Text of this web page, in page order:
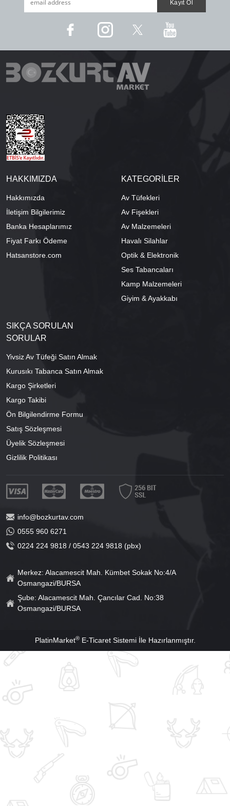
HAKKIMIZDA
Hakkımızda
İletişim Bilgilerimiz
Banka Hesaplarımız
Fiyat Farkı Ödeme
Hatsanstore.com
KATEGORİLER
Av Tüfekleri
Av Fişekleri
Av Malzemeleri
Havalı Silahlar
Optik & Elektronik
Ses Tabancaları
Kamp Malzemeleri
Giyim & Ayakkabı
SIKÇA SORULAN
SORULAR
Yivsiz Av Tüfeği Satın Almak
Kurusıkı Tabanca Satın Almak
Kargo Şirketleri
Kargo Takibi
Ön Bilgilendirme Formu
Satış Sözleşmesi
Üyelik Sözleşmesi
Gizlilik Politikası
info@bozkurtav.com
0555 960 6271
0224 224 9818 / 0543 224 9818 (pbx)
Merkez: Alacamescit Mah. Kümbet Sokak No:4/A
Osmangazi/BURSA
Şube: Alacamescit Mah. Çancılar Cad. No:38
Osmangazi/BURSA
PlatinMarket®E-Ticaret Sistemiİle Hazırlanmıştır.